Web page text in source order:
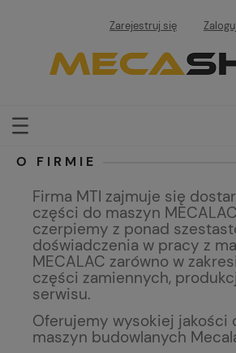
Zarejestruj się
O FIRMIE
Firma MTI zajmuje się
części do maszyn
czerpiemy z ponad
doświadczenia w pracy z
MECALAC zarówno w
części zamiennych,
serwisu.
Oferujemy wysokiej jakości
maszyn budowlanych